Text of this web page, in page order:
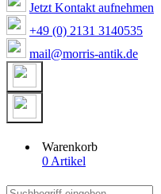
Jetzt Kontakt aufnehmen
+49 (0) 2131 3140535
mail@morris-antik.de
Warenkorb
0 Artikel